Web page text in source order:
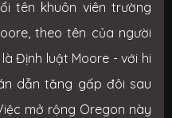
tên khuôn viên trường
theo tên của người
Định luật Moore - với hi
dẫn tăng gấp đôi sau
mở rộng Oregon này